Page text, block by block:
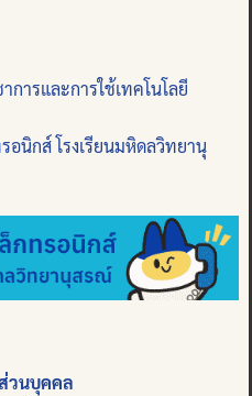
การและการใช้เทคโนโลยี
อนิกส์ โรงเรียนมหิดลวิทยานุ
วนบุคคล